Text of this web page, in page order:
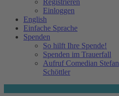
Registrieren
Einloggen
English
Einfache Sprache
Spenden
So hilft Ihre Spende!
Spenden im Trauerfall
Aufruf Comedian Stefan
Schöttler